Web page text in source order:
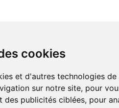
cookies
et d'autres technologies
sur notre site, pour
des publicités ciblées, pour